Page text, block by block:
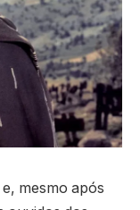
mesmo após